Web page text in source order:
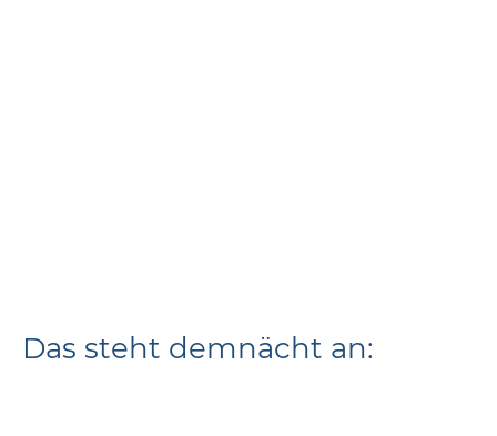
Das steht demnächt an: